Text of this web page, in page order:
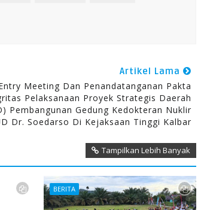
Artikel Lama
Meeting Dan Penandatanganan Pakta
Pelaksanaan Proyek Strategis Daerah
Pembangunan Gedung Kedokteran Nuklir
Dr. Soedarso Di Kejaksaan Tinggi Kalbar
Tampilkan Lebih Banyak
BERITA